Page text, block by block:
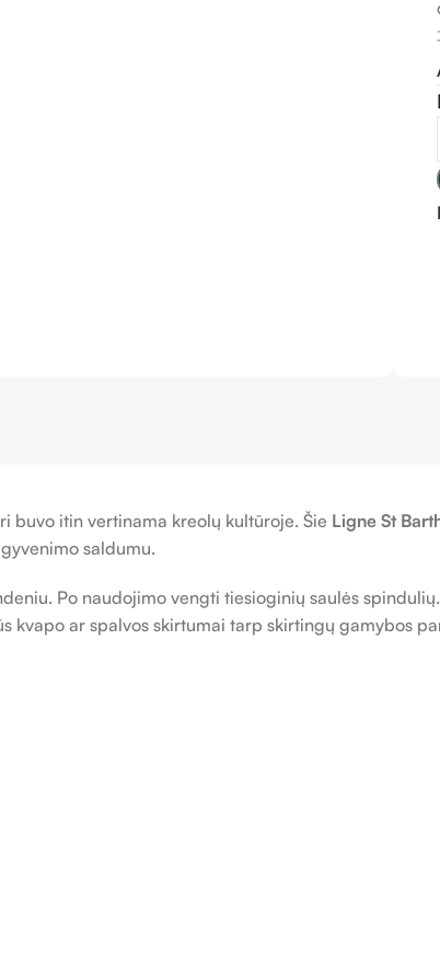
buvo itin vertinama kreolų kultūroje. Šie Ligne St
saldumu.
Po naudojimo vengti tiesioginių saulės
ar spalvos skirtumai tarp skirtingų gamybos